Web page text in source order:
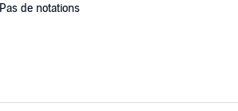
Pas de notations